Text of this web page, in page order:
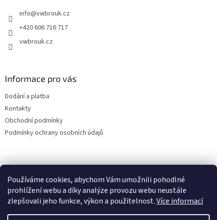
Používáme cookies, abychom Vám umožnili pohodlné
prohlížení webu a díky analýze provozu webu neustále
zlepšovali jeho funkce, výkon a použitelnost.Více informací
info@vwbrouk.cz
+420 606 716 717
vwbrouk.cz
Informace pro vás
Dodání a platba
Kontakty
Obchodní podmínky
Podmínky ochrany osobních údajů